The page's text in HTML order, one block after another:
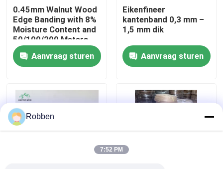
Fabriekstocht
Kwaliteitscontrole
Neem contact met ons op
Nieuws
Gevallen
0.45mm Walnut Wood
Edge Banding with 8%
Moisture Content and
50/100/200 Meters
per Roll for Furniture
and Cabinets
Aanvraag sturen
Eikenfineer
kantenband 0,3 mm –
1,5 mm dik
Aanvraag sturen
Robben
7:52 PM